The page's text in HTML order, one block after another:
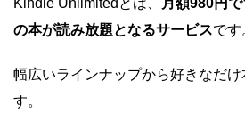
の本が読み放題となるサービスです
幅広いラインナップから好きなだけ
す。